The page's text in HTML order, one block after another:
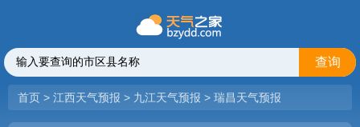
查询
首页 > 江西天气预报 > 九江天气预报 > 瑞昌天气预报